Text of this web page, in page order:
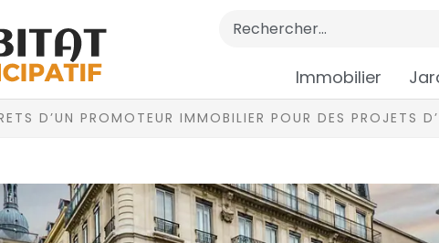
Immobilier
D’UN PROMOTEUR IMMOBILIER POUR DES PROJETS